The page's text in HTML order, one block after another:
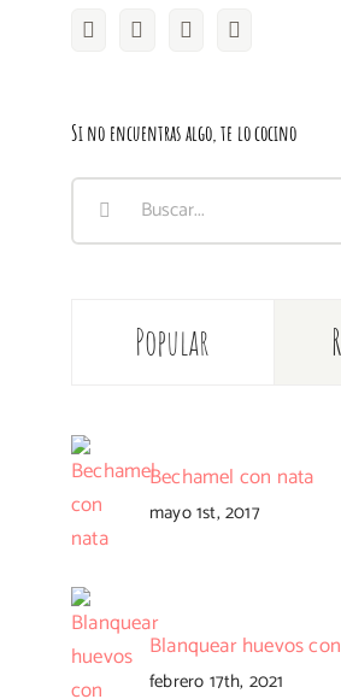
Si no encuentras algo, te lo cocino
Buscar:
Popular
Bechamel con nata
mayo 1st, 2017
Blanquear huevos
febrero 17th, 2021